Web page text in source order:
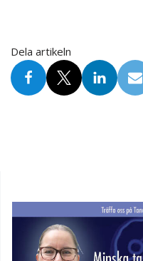
Dela artikeln